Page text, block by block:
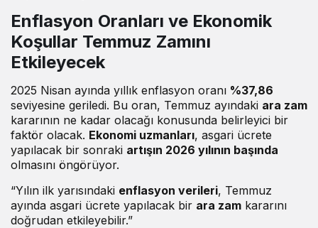
Enflasyon Oranları ve Ekonomik
Koşullar Temmuz Zamını
Etkileyecek
2025 Nisan ayında yıllık enflasyon oranı %37,86
seviyesine geriledi. Bu oran, Temmuz ayındaki ara zam
kararının ne kadar olacağı konusunda belirleyici bir
faktör olacak. Ekonomi uzmanları, asgari ücrete
yapılacak bir sonraki artışın 2026 yılının başında
olmasını öngörüyor.
“Yılın ilk yarısındaki enflasyon verileri, Temmuz
ayında asgari ücrete yapılacak bir ara zam kararını
doğrudan etkileyebilir.”